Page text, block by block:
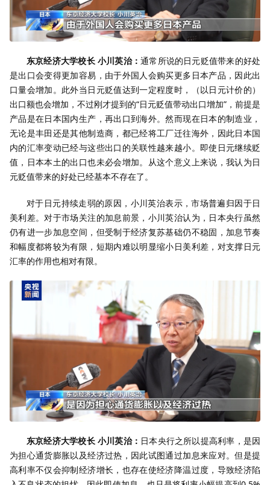
东京经济大学校长 小川英治：通常所说的日元贬值带来的好处
是出口会变得更加容易，由于外国人会购买更多日本产品，因此出
口量会增加。此外当日元贬值达到一定程度时，（以日元计价的）
出口额也会增加，不过刚才提到的“日元贬值带动出口增加”，前提是
产品是在日本国内生产，再出口到海外。然而现在日本的制造业，
无论是丰田还是其他制造商，都已经将工厂迁往海外，因此日本国
内的汇率变动已经与这些出口的关联性越来越小。即使日元继续贬
值，日本本土的出口也未必会增加。从这个意义上来说，我认为日
元贬值带来的好处已经基本不存在了。
对于日元持续走弱的原因，小川英治表示，市场普遍归因于日
美利差。对于市场关注的加息前景，小川英治认为，日本央行虽然
仍有进一步加息空间，但受制于经济复苏基础仍不稳固，加息节奏
和幅度都将较为有限，短期内难以明显缩小日美利差，对支撑日元
汇率的作用也相对有限。
东京经济大学校长 小川英治： 日本央行之所以提高利率，是因
为担心通货膨胀以及经济过热，因此试图通过加息来应对。但是提
高利率不仅会抑制经济增长，也存在使经济降温过度，导致经济陷